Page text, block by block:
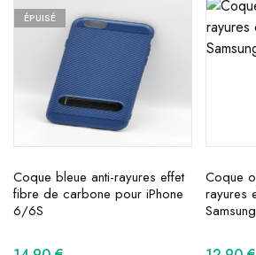
ÉPUISÉ
Coque bleue anti-rayures effet
fibre de carbone pour iPhone
6/6S
Coque
rayures